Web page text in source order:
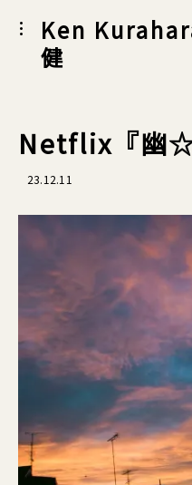
Skip
to
content
Ken
健
toggle
open/close
sidebar
Netflix『幽
23.12.11